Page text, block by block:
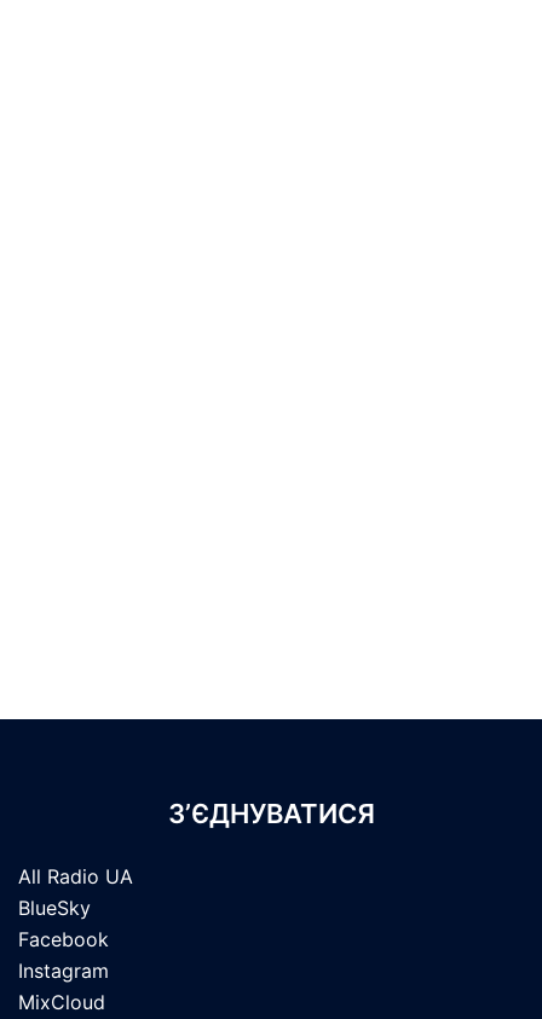
З’ЄДНУВАТИСЯ
All Radio UA
BlueSky
Facebook
Instagram
MixCloud